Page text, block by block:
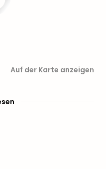
Auf der Karte anzeigen